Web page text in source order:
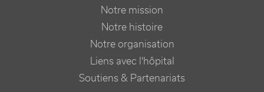
Notre mission
Notre histoire
Notre organisation
Liens avec l'hôpital
Soutiens & Partenariats